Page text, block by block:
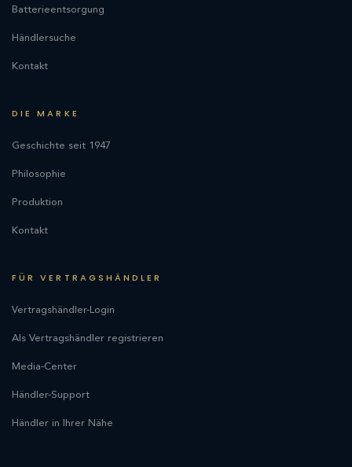
Batterieentsorgung
Händlersuche
Kontakt
DIE MARKE
Geschichte seit 1947
Philosophie
Produktion
Kontakt
FÜR VERTRAGSHÄNDLER
Vertragshändler-Login
Als Vertragshändler registrieren
Media-Center
Händler-Support
Händler in Ihrer Nähe